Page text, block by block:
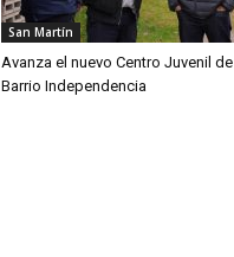
San Martín
Avanza el nuevo Centro Juvenil de
Barrio Independencia